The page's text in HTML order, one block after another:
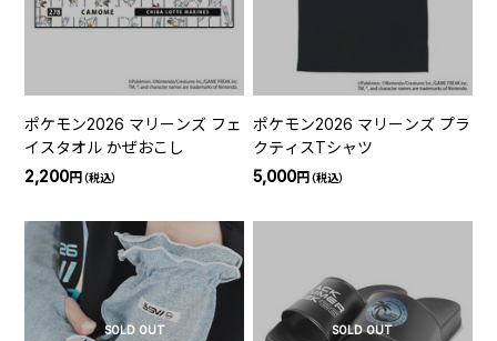
ポケモン2026 マリーンズ フェ
イスタオル かぜおこし
2,200円（税込）
ポケモン2026 マリーンズ プラ
クティスTシャツ
5,000円（税込）
SOLD OUT SOLD OUT